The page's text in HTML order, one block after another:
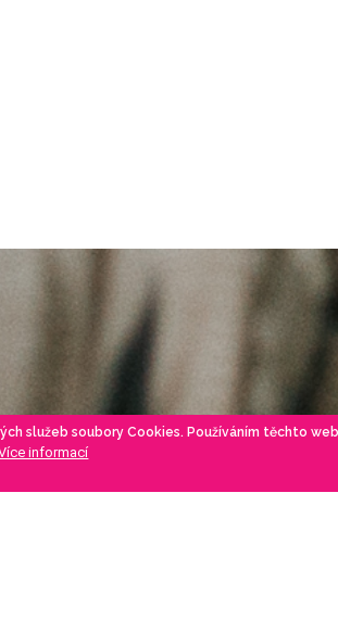
služeb soubory Cookies. Používáním těchto
informací